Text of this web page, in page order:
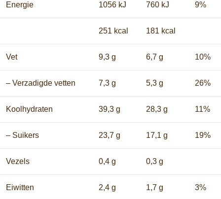
Energie 1056 kJ 760 kJ 9%
251 kcal 181 kcal
Vet 9,3 g 6,7 g 10%
– Verzadigde vetten 7,3 g 5,3 g 26%
Koolhydraten 39,3 g 28,3 g 11%
– Suikers 23,7 g 17,1 g 19%
Vezels 0,4 g 0,3 g
Eiwitten 2,4 g 1,7 g 3%